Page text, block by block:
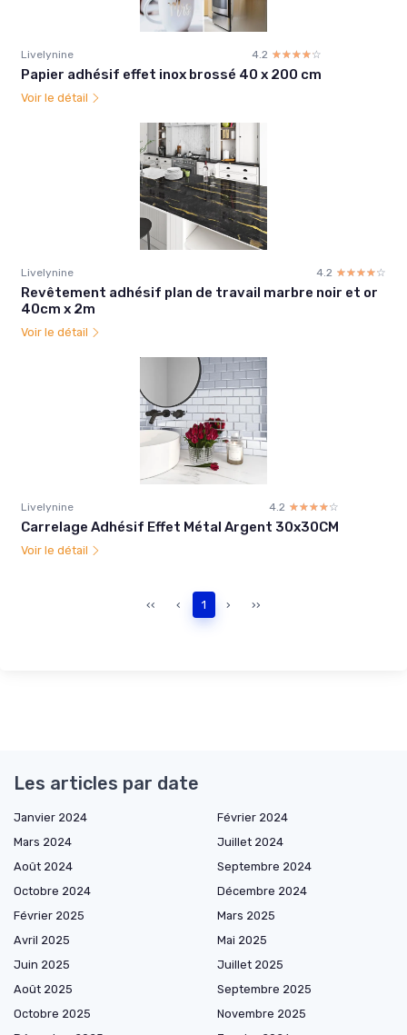
Livelynine 4.2 ☆☆☆☆☆
★★★★★
Papier adhésif effet inox brossé 40 x 200 cm
Voir le détail
Livelynine 4.2 ☆☆☆☆☆
★★★★★
Revêtement adhésif plan de travail marbre noir et or
40cm x 2m
Voir le détail
Livelynine 4.2 ☆☆☆☆☆
★★★★★
Carrelage Adhésif Effet Métal Argent 30x30CM
Voir le détail
‹‹ ‹ 1 › ››
Les articles par date
Janvier 2024
Février 2024
Mars 2024
Juillet 2024
Août 2024
Septembre 2024
Octobre 2024
Décembre 2024
Février 2025
Mars 2025
Avril 2025
Mai 2025
Juin 2025
Juillet 2025
Août 2025
Septembre 2025
Octobre 2025
Novembre 2025